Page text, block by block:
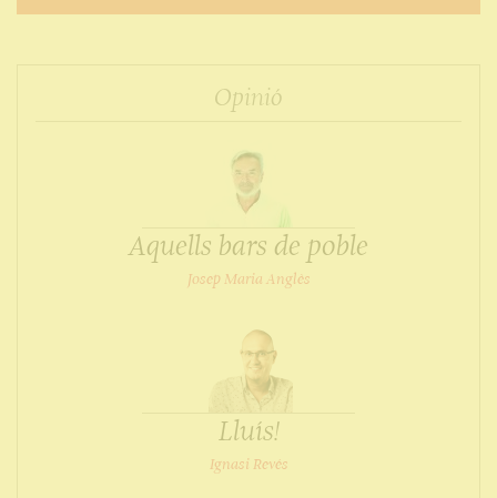
Opinió
Aquells bars de poble
Josep Maria Anglès
Lluís!
Ignasi Revés